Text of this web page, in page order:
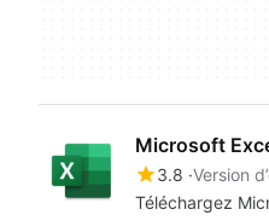
Microsoft
3.8 Version
Téléchargez